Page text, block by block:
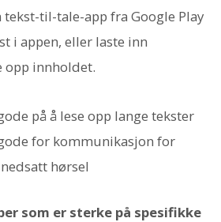
tekst-til-tale-app fra Google Play
i appen, eller laste inn
opp innholdet.
på å lese opp lange tekster
for kommunikasjon for
hørsel
som er sterke på spesifikke